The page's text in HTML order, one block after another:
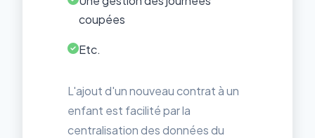
coupées
Etc.
L'ajout d'un nouveau contrat à un
enfant est facilité par la
centralisation des données du